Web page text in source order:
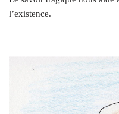
l’existence.